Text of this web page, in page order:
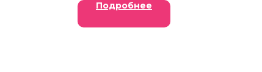
Подробнее